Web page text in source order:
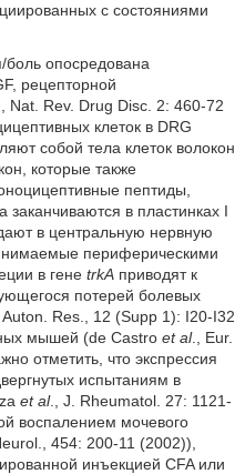
с состояниями
опосредована
рецепторной
Nat. Rev. Drug Disc. 2: 460-72
клеток в DRG
собой тела клеток волокон
которые также
пептиды,
заканчиваются в пластинках I
в центральную нервную
периферическими
в гене trkAприводят к
потерей болевых
Res., 12 (Supp 1): I20-I32
мышей (de Castro et al., Eur.
отметить, что экспрессия
испытаниям в
et al., J. Rheumatol. 27: 1121-
воспалением мочевого
454: 200-11 (2002)),
инъекцией CFA или